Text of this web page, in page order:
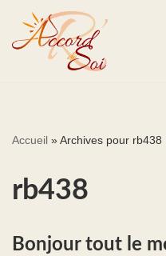
Skip
Accueil »Archives pour rb438
rb438
Bonjour tout le